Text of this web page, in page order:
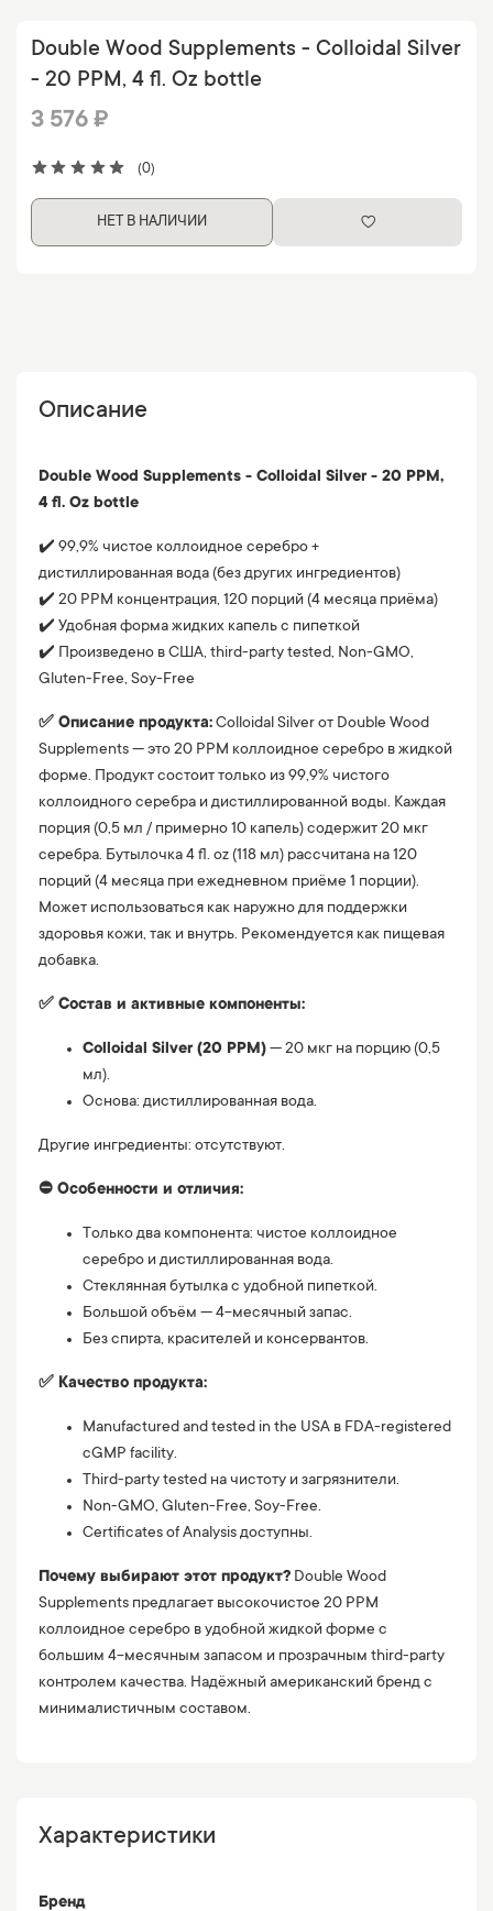
(0)
Double Wood Supplements - Colloidal Silver
- 20 PPM, 4 fl. Oz bottle
3 576 ₽
НЕТ В НАЛИЧИИ
Описание
Double Wood Supplements - Colloidal Silver - 20 PPM,
4 fl. Oz bottle
✔️ 99,9% чистое коллоидное серебро +
дистиллированная вода (без других ингредиентов)
✔️ 20 PPM концентрация, 120 порций (4 месяца приёма)
✔️ Удобная форма жидких капель с пипеткой
✔️ Произведено в США, third-party tested, Non-GMO,
Gluten-Free, Soy-Free
✅ Описание продукта:Colloidal Silver от Double Wood
Supplements — это 20 PPM коллоидное серебро в жидкой
форме. Продукт состоит только из 99,9% чистого
коллоидного серебра и дистиллированной воды. Каждая
порция (0,5 мл / примерно 10 капель) содержит 20 мкг
серебра. Бутылочка 4 fl. oz (118 мл) рассчитана на 120
порций (4 месяца при ежедневном приёме 1 порции).
Может использоваться как наружно для поддержки
здоровья кожи, так и внутрь. Рекомендуется как пищевая
добавка.
✅ Состав и активные компоненты:
Colloidal Silver (20 PPM)— 20 мкг на порцию (0,5
мл).
Основа: дистиллированная вода.
Другие ингредиенты: отсутствуют.
⛔️ Особенности и отличия:
Только два компонента: чистое коллоидное
серебро и дистиллированная вода.
Стеклянная бутылка с удобной пипеткой.
Большой объём — 4-месячный запас.
Без спирта, красителей и консервантов.
✅ Качество продукта:
Manufactured and tested in the USA в FDA-registered
cGMP facility.
Third-party tested на чистоту и загрязнители.
Non-GMO, Gluten-Free, Soy-Free.
Certificates of Analysis доступны.
Почему выбирают этот продукт? Double Wood
Supplements предлагает высокочистое 20 PPM
коллоидное серебро в удобной жидкой форме с
большим 4-месячным запасом и прозрачным third-party
контролем качества. Надёжный американский бренд с
минималистичным составом.
Характеристики
Бренд